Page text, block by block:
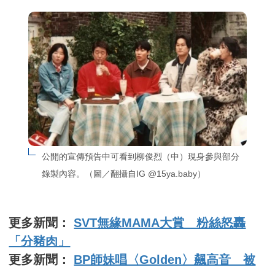
公開的宣傳預告中可看到柳俊烈（中）現身參與部分
錄製內容。（圖／翻攝自IG @15ya.baby）
更多新聞：SVT無緣MAMA大賞 粉絲怒轟
「分豬肉」
更多新聞： BP師妹唱〈Golden〉飆高音 被